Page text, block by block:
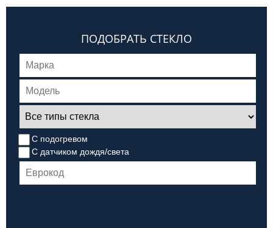
ПОДОБРАТЬ СТЕКЛО
С подогревом
С датчиком дождя/света